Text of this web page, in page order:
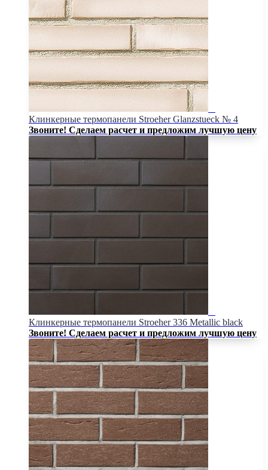
Клинкерные термопанели Stroeher Glanzstueck № 4
Звоните! Сделаем расчет и предложим лучшую цену
Клинкерные термопанели Stroeher 336 Metallic black
Звоните! Сделаем расчет и предложим лучшую цену